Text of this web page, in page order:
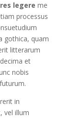
legere me
processus
gothica, quam
litterarum
et
nobis
in
vel illum